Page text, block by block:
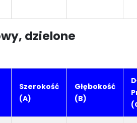
dzielone
Szerokość
(A)
Głębokość
(B)